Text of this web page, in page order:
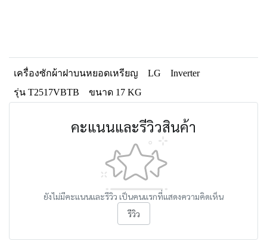
เครื่องซักผ้าฝาบนหยอดเหรียญ LG
Inverter
รุ่น T2517VBTB
ขนาด 17 KG
คะแนนและรีวิวสินค้า
ยังไม่มีคะแนนและรีวิว เป็นคนแรกที่แสดงความคิดเห็น
รีวิว